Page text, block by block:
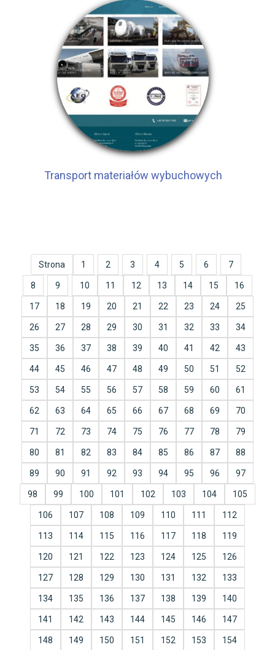
Transport materiałów wybuchowych
Strona 1 2 3 4 5 6 7
8 9 10 11 12 13 14 15 16
17 18 19 20 21 22 23 24 25
26 27 28 29 30 31 32 33 34
35 36 37 38 39 40 41 42 43
44 45 46 47 48 49 50 51 52
53 54 55 56 57 58 59 60 61
62 63 64 65 66 67 68 69 70
71 72 73 74 75 76 77 78 79
80 81 82 83 84 85 86 87 88
89 90 91 92 93 94 95 96 97
98 99 100 101 102 103 104 105
106 107 108 109 110 111 112
113 114 115 116 117 118 119
120 121 122 123 124 125 126
127 128 129 130 131 132 133
134 135 136 137 138 139 140
141 142 143 144 145 146 147
148 149 150 151 152 153 154